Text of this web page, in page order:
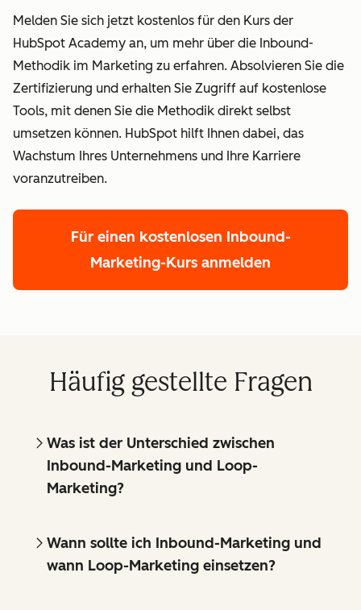
Melden Sie sich jetzt kostenlos für den Kurs der
HubSpot Academy an, um mehr über die Inbound-
Methodik im Marketing zu erfahren. Absolvieren Sie die
Zertifizierung und erhalten Sie Zugriff auf kostenlose
Tools, mit denen Sie die Methodik direkt selbst
umsetzen können. HubSpot hilft Ihnen dabei, das
Wachstum Ihres Unternehmens und Ihre Karriere
voranzutreiben.
Für einen kostenlosen Inbound-
Marketing-Kurs anmelden
Häufig gestellte Fragen
Was ist der Unterschied zwischen
Inbound-Marketing und Loop-
Marketing?
Wann sollte ich Inbound-Marketing und
wann Loop-Marketing einsetzen?